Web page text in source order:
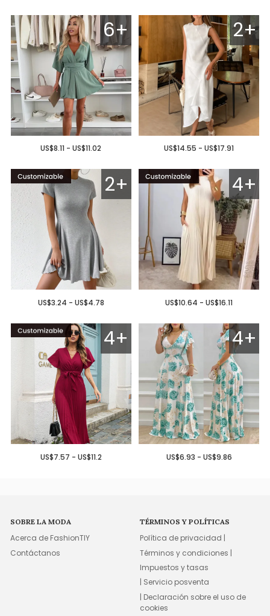
6+
US$8.11 - US$11.02
2+
US$14.55 - US$17.91
2+
US$3.24 - US$4.78
4+
US$10.64 - US$16.11
4+
US$7.57 - US$11.2
4+
US$6.93 - US$9.86
SOBRE LA MODA
Acerca de FashionTIY
Contáctanos
TÉRMINOS Y POLÍTICAS
Política de privacidad |
Términos y condiciones |
Impuestos y tasas
| Servicio posventa
| Declaración sobre el uso de
cookies